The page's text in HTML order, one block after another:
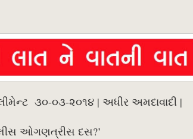
૩૦-૦૩-૨૦૧૪ | અધીર અમદાવાદી |
ઓગણત્રીસ દસ?’